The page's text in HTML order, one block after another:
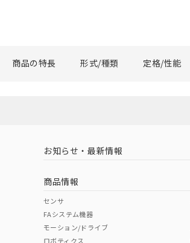
商品の特長 形式/種類 定格/性能
お知らせ・最新情報
商品情報
センサ
FAシステム機器
モーション/ドライブ
ロボティクス